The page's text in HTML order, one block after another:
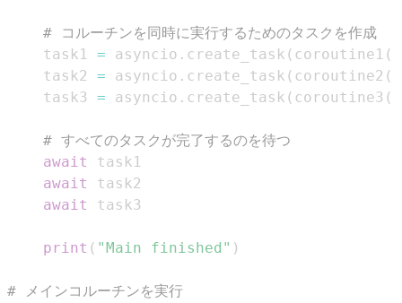
# コルーチンを同時に実行するためのタスクを作成
    task1
= asyncio . create_task ( coroutine1 (
    task2
= asyncio . create_task ( coroutine2 (
    task3
= asyncio . create_task ( coroutine3 (
# すべてのタスクが完了するのを待つ
await
await
await
print ( "Main finished" )
# メインコルーチンを実行